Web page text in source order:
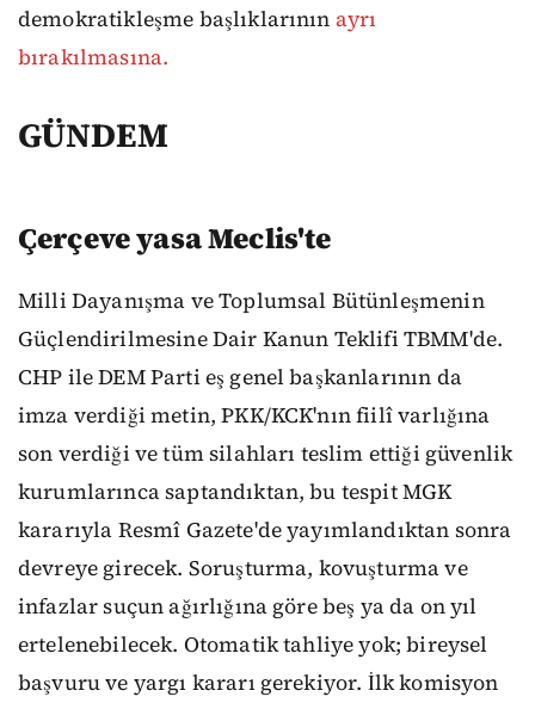
demokratikleşme başlıklarının ayrı
bırakılmasına.
GÜNDEM
Çerçeve yasa Meclis'te
Milli Dayanışma ve Toplumsal Bütünleşmenin
Güçlendirilmesine Dair Kanun Teklifi TBMM'de.
CHP ile DEM Parti eş genel başkanlarının da
imza verdiği metin, PKK/KCK'nın fiilî varlığına
son verdiği ve tüm silahları teslim ettiği güvenlik
kurumlarınca saptandıktan, bu tespit MGK
kararıyla Resmî Gazete'de yayımlandıktan sonra
devreye girecek. Soruşturma, kovuşturma ve
infazlar suçun ağırlığına göre beş ya da on yıl
ertelenebilecek. Otomatik tahliye yok; bireysel
başvuru ve yargı kararı gerekiyor. İlk komisyon